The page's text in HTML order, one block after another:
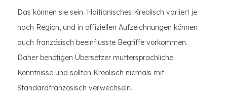
Das können sie sein. Haitianisches Kreolisch variiert je
nach Region, und in offiziellen Aufzeichnungen können
auch französisch beeinflusste Begriffe vorkommen.
Daher benötigen Übersetzer muttersprachliche
Kenntnisse und sollten Kreolisch niemals mit
Standardfranzösisch verwechseln.